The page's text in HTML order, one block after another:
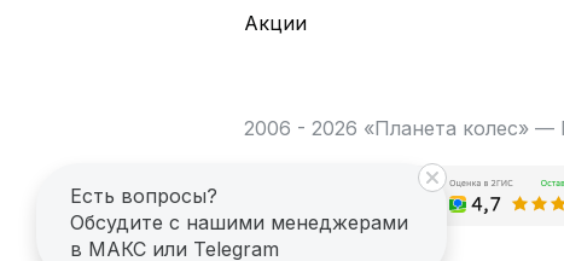
Акции
2006 - 2026 «Планета колес»
Есть вопросы?
Обсудите с нашими менеджерами
в МАКС или Telegram